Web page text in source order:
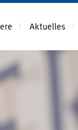
Aktuelles